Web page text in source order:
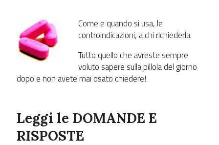
Come e quando si usa, le
controindicazioni, a chi richiederla.
Tutto quello che avreste sempre
voluto sapere sulla pillola del giorno
dopo e non avete mai osato chiedere!
Leggi le DOMANDE E
RISPOSTE